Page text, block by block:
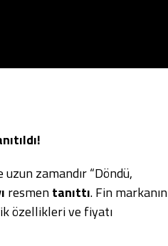
zamandır “Döndü,
resmentanıttı. Fin markanın
özellikleri ve fiyatı